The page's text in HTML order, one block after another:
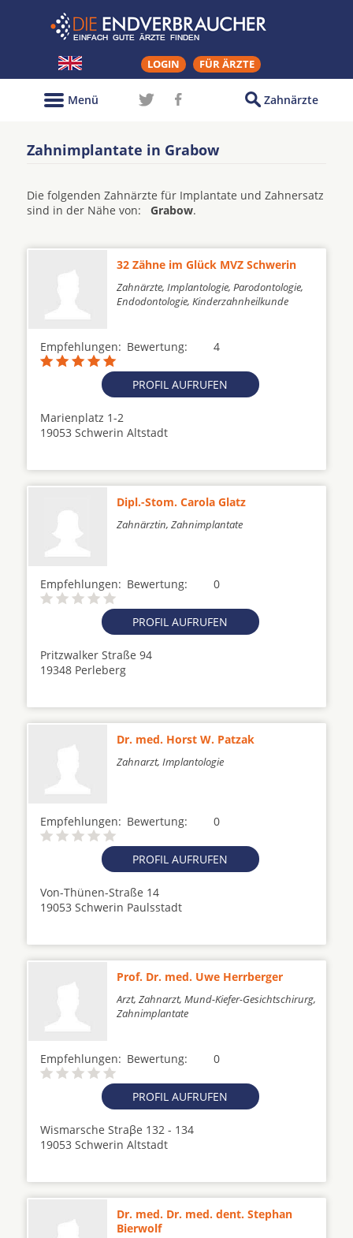
LOGIN FÜR ÄRZTE
Zahnärzte
Menü
Zahnimplantate in Grabow
Die folgenden Zahnärzte für Implantate und Zahnersatz
sind in der Nähe von: Grabow.
32 Zähne im Glück MVZ Schwerin
Zahnärzte, Implantologie, Parodontologie,
Endodontologie, Kinderzahnheilkunde
Empfehlungen: 4
Bewertung:
PROFIL AUFRUFEN
Marienplatz 1-2
19053 Schwerin Altstadt
Dipl.-Stom. Carola Glatz
Zahnärztin, Zahnimplantate
Empfehlungen: 0
Bewertung:
PROFIL AUFRUFEN
Pritzwalker Straße 94
19348 Perleberg
Dr. med. Horst W. Patzak
Zahnarzt, Implantologie
Empfehlungen: 0
Bewertung:
PROFIL AUFRUFEN
Von-Thünen-Straße 14
19053 Schwerin Paulsstadt
Prof. Dr. med. Uwe Herrberger
Arzt, Zahnarzt, Mund-Kiefer-Gesichtschirurg,
Zahnimplantate
Empfehlungen: 0
Bewertung:
PROFIL AUFRUFEN
Wismarsche Straβe 132 - 134
19053 Schwerin Altstadt
Dr. med. Dr. med. dent. Stephan
Bierwolf